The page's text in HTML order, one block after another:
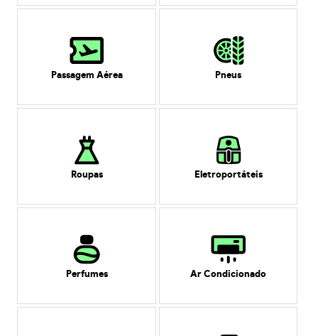
Passagem Aérea Pneus
Roupas Eletroportáteis
Perfumes Ar Condicionado